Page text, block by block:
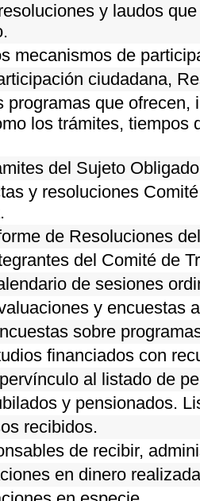
y laudos
mecanismos de
ciudadana,
programas que
los trámites, tiempos
del Sujeto
y resoluciones
de Resoluciones
del Comité de
de sesiones
y encuestas
sobre
financiados con
al listado de
y pensionados.
recibidos.
de recibir,
en dinero